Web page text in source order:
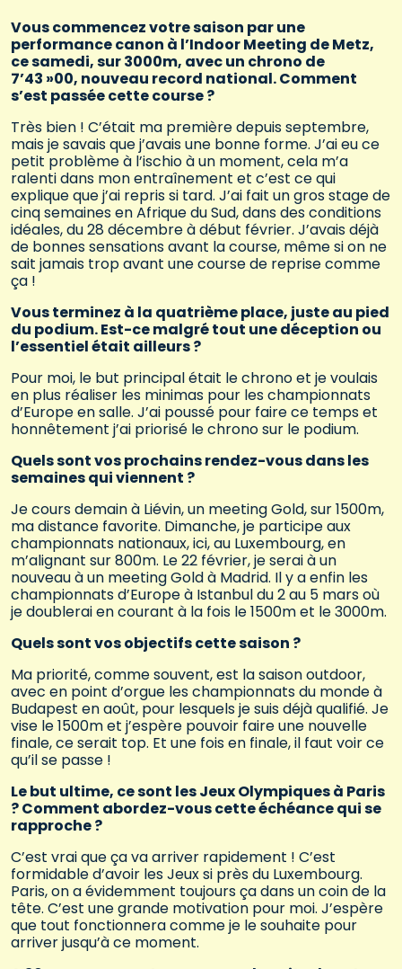
Vous commencez votre saison par une
performance canon à l’Indoor Meeting de Metz,
ce samedi, sur 3000m, avec un chrono de
7’43 »00, nouveau record national. Comment
s’est passée cette course ?
Très bien ! C’était ma première depuis septembre,
mais je savais que j’avais une bonne forme. J’ai eu ce
petit problème à l’ischio à un moment, cela m’a
ralenti dans mon entraînement et c’est ce qui
explique que j’ai repris si tard. J’ai fait un gros stage de
cinq semaines en Afrique du Sud, dans des conditions
idéales, du 28 décembre à début février. J’avais déjà
de bonnes sensations avant la course, même si on ne
sait jamais trop avant une course de reprise comme
ça !
Vous terminez à la quatrième place, juste au pied
du podium. Est-ce malgré tout une déception ou
l’essentiel était ailleurs ?
Pour moi, le but principal était le chrono et je voulais
en plus réaliser les minimas pour les championnats
d’Europe en salle. J’ai poussé pour faire ce temps et
honnêtement j’ai priorisé le chrono sur le podium.
Quels sont vos prochains rendez-vous dans les
semaines qui viennent ?
Je cours demain à Liévin, un meeting Gold, sur 1500m,
ma distance favorite. Dimanche, je participe aux
championnats nationaux, ici, au Luxembourg, en
m’alignant sur 800m. Le 22 février, je serai à un
nouveau à un meeting Gold à Madrid. Il y a enfin les
championnats d’Europe à Istanbul du 2 au 5 mars où
je doublerai en courant à la fois le 1500m et le 3000m.
Quels sont vos objectifs cette saison ?
Ma priorité, comme souvent, est la saison outdoor,
avec en point d’orgue les championnats du monde à
Budapest en août, pour lesquels je suis déjà qualifié. Je
vise le 1500m et j’espère pouvoir faire une nouvelle
finale, ce serait top. Et une fois en finale, il faut voir ce
qu’il se passe !
Le but ultime, ce sont les Jeux Olympiques à Paris
? Comment abordez-vous cette échéance qui se
rapproche ?
C’est vrai que ça va arriver rapidement ! C’est
formidable d’avoir les Jeux si près du Luxembourg.
Paris, on a évidemment toujours ça dans un coin de la
tête. C’est une grande motivation pour moi. J’espère
que tout fonctionnera comme je le souhaite pour
arriver jusqu’à ce moment.